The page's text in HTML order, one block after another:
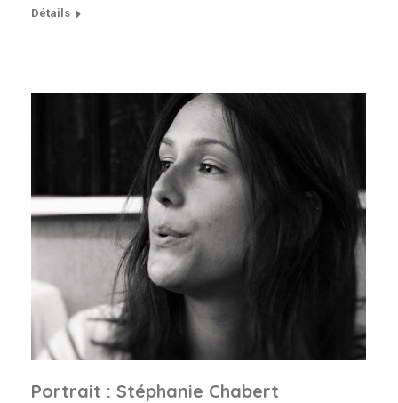
Détails
Portrait : Stéphanie Chabert